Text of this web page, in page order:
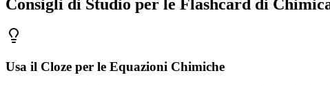
Consigli di Studio per le Flashcard di
Usa il Cloze per le Equazioni Chimiche